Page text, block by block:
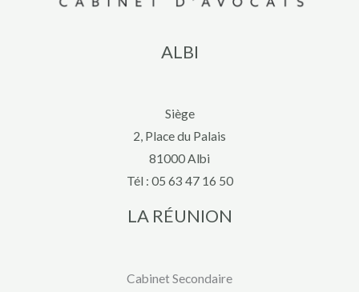
ALBI
Siège
2, Place du Palais
81000 Albi
Tél : 05 63 47 16 50
LA RÉUNION
Cabinet Secondaire